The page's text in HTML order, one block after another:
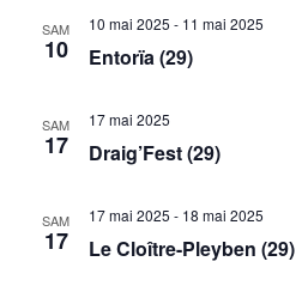
SAM
10 Entorïa (29)
10 mai 2025 - 11 mai 2025
SAM
17 Draig’Fest (29)
17 mai 2025
SAM
17 Le Cloître-Pleyben (29)
17 mai 2025 - 18 mai 2025